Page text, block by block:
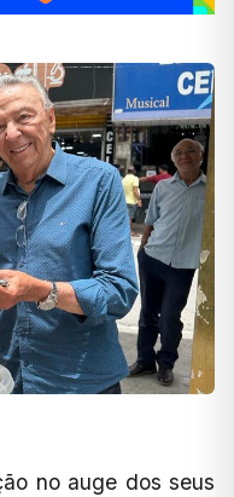
no auge dos seus